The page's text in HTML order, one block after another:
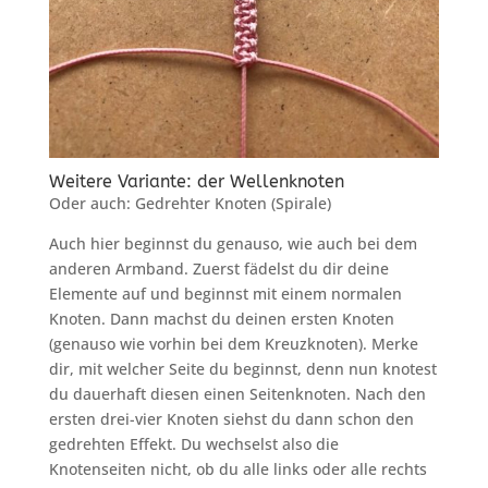
Weitere Variante: der Wellenknoten
Oder auch: Gedrehter Knoten (Spirale)
Auch hier beginnst du genauso, wie auch bei dem
anderen Armband. Zuerst fädelst du dir deine
Elemente auf und beginnst mit einem normalen
Knoten. Dann machst du deinen ersten Knoten
(genauso wie vorhin bei dem Kreuzknoten). Merke
dir, mit welcher Seite du beginnst, denn nun knotest
du dauerhaft diesen einen Seitenknoten. Nach den
ersten drei-vier Knoten siehst du dann schon den
gedrehten Effekt. Du wechselst also die
Knotenseiten nicht, ob du alle links oder alle rechts